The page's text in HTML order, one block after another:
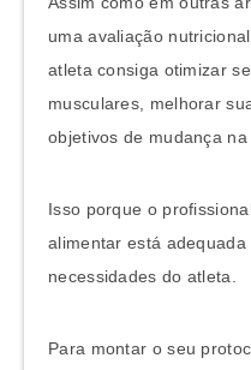
uma avaliação
atleta consiga otimizar
musculares, melhorar
objetivos de mudança
Isso porque o
alimentar está
necessidades do atleta.
Para montar o seu